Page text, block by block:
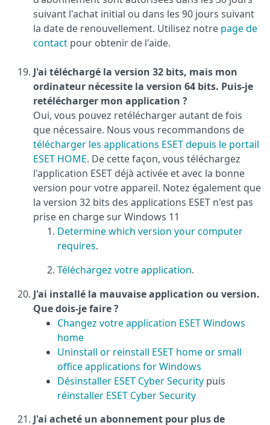
suivant l'achat initial ou dans les 90 jours suivant
la date de renouvellement. Utilisez notre page de
contact pour obtenir de l'aide.
J'ai téléchargé la version 32 bits, mais mon
ordinateur nécessite la version 64 bits. Puis-je
retélécharger mon application ?
Oui, vous pouvez retélécharger autant de fois
que nécessaire. Nous vous recommandons de
télécharger les applications ESET depuis le portail
ESET HOME. De cette façon, vous téléchargez
l'application ESET déjà activée et avec la bonne
version pour votre appareil. Notez également que
la version 32 bits des applications ESET n'est pas
prise en charge sur Windows 11
Determine which version your computer
requires.
Téléchargez votre application.
J'ai installé la mauvaise application ou version.
Que dois-je faire ?
Changez votre application ESET Windows
home
Uninstall or reinstall ESET home or small
office applications for Windows
Désinstaller ESET Cyber Security puis
réinstaller ESET Cyber Security
J'ai acheté un abonnement pour plus de